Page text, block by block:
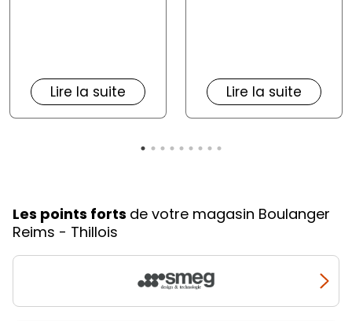
Lire la suite Lire la suite
Les points forts de votre magasin Boulanger
Reims - Thillois